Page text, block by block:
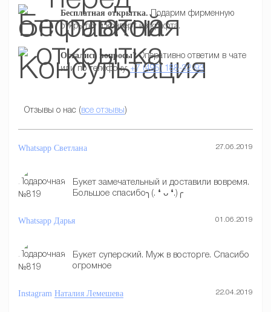
Бесплатная открытка. Подарим фирменную
открытку и конверт из крафта.
Остались вопросы?Оперативно ответим в чате
или по телефону:+7 (495) 188-32-93
Отзывы о нас (все отзывы)
Whatsapp Светлана 27.06.2019
Букет замечательный и доставили вовремя.
Большое спасибо╮(. ❛ ᴗ ❛.)╭
Whatsapp Дарья 01.06.2019
Букет суперский. Муж в восторге. Спасибо
огромное
Instagram Наталия Лемешева 22.04.2019